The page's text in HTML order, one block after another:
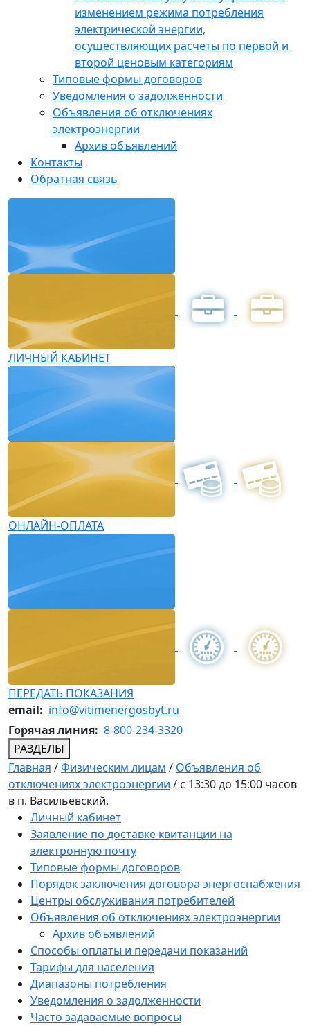
изменением режима потребления
электрической энергии,
осуществляющих расчеты по первой и
второй ценовым категориям
Типовые формы договоров
Уведомления о задолженности
Объявления об отключениях
электроэнергии
Архив объявлений
Контакты
Обратная связь
ЛИЧНЫЙ КАБИНЕТ
ОНЛАЙН-ОПЛАТА
ПЕРЕДАТЬ ПОКАЗАНИЯ
email: info@vitimenergosbyt.ru
Горячая линия: 8-800-234-3320
РАЗДЕЛЫ
Главная /Физическим лицам / Объявления об
отключениях электроэнергии / с 13:30 до 15:00 часов
в п. Васильевский.
Личный кабинет
Заявление по доставке квитанции на
электронную почту
Типовые формы договоров
Порядок заключения договора энергоснабжения
Центры обслуживания потребителей
Объявления об отключениях электроэнергии
Архив объявлений
Способы оплаты и передачи показаний
Тарифы для населения
Диапазоны потребления
Уведомления о задолженности
Часто задаваемые вопросы